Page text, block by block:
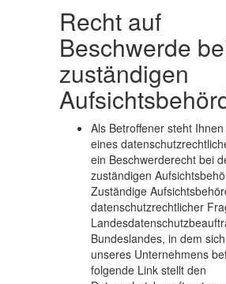
Leitsysteme
Packaging
Merchandising
Webdesign
KUNDEN
Branchen
Recht auf
Beschwerde
zuständigen
Als Betroffener steht
eines
ein Beschwerderecht bei
zuständigen
Zuständige
datenschutzrechtlicher
Bundeslandes, in dem
unseres Unternehmens
folgende Link stellt den